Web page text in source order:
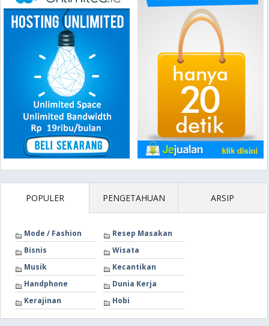
POPULER PENGETAHUAN ARSIP
Mode / Fashion
Resep Masakan
Bisnis
Wisata
Musik
Kecantikan
Handphone
Dunia Kerja
Kerajinan
Hobi